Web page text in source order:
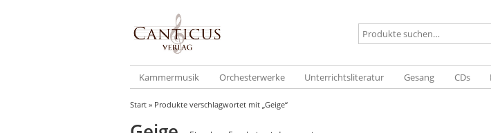
Kammermusik Orchesterwerke Unterrichtsliteratur Gesang CDs
Start » Produkte verschlagwortet mit „Geige“